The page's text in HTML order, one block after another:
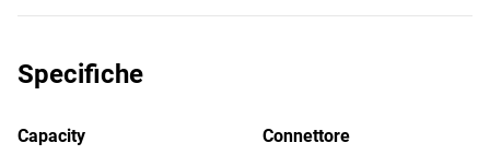
Specifiche
Capacity
Connettore